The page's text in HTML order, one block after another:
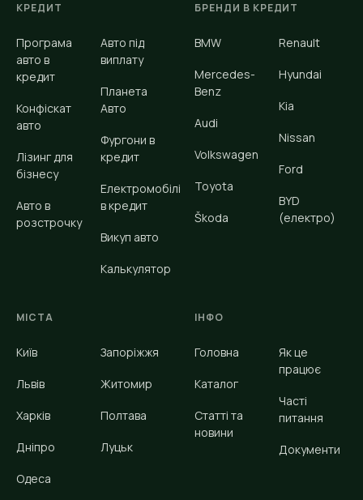
КРЕДИТ
Програма
авто в
кредит
Конфіскат
авто
Лізинг для
бізнесу
Авто в
розстрочку
Авто під
виплату
Планета
Авто
Фургони в
кредит
Електромобілі
в кредит
Викуп авто
Калькулятор
БРЕНДИ В КРЕДИТ
BMW
Mercedes-
Benz
Audi
Volkswagen
Toyota
Škoda
Renault
Hyundai
Kia
Nissan
Ford
BYD
(електро)
МІСТА
Київ
Львів
Харків
Дніпро
Одеса
Запоріжжя
Житомир
Полтава
Луцьк
ІНФО
Головна
Каталог
Статті та
новини
Як це
працює
Часті
питання
Документи